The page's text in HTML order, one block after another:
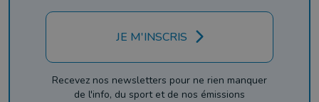
JE M'INSCRIS
Recevez nos newsletters pour ne rien manquer
de l'info, du sport et de nos émissions